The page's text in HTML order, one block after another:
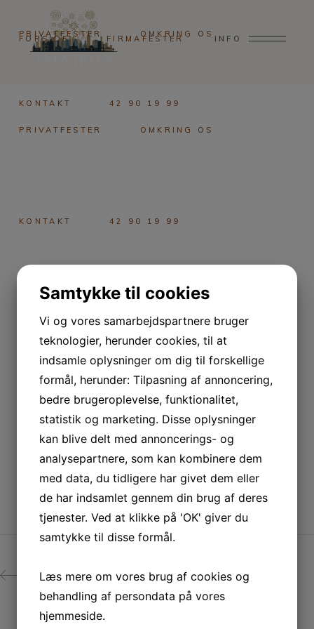
FORSIDE FIRMAFESTER
PRIVATFESTER OMKRING OS
KONTAKT 42 90 19 99
INFO
PRIVATFESTER OMKRING OS
KONTAKT 42 90 19 99
PREV
Samtykke til cookies
Vi og vores samarbejdspartnere bruger
teknologier, herunder cookies, til at
indsamle oplysninger om dig til forskellige
formål, herunder: Tilpasning af annoncering,
bedre brugeroplevelse, funktionalitet,
statistik og marketing. Disse oplysninger
kan blive delt med annoncerings- og
analysepartnere, som kan kombinere dem
med data, du tidligere har givet dem eller
de har indsamlet gennem din brug af deres
tjenester. Ved at klikke på 'OK' giver du
samtykke til disse formål.
Læs mere om vores brug af cookies og
behandling af persondata på vores
hjemmeside.